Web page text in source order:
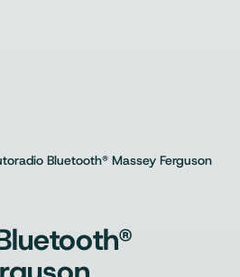
Bluetooth® Massey Ferguson